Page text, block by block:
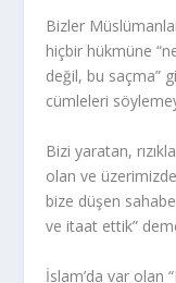
Bizler
hiçbir hükmüne
değil, bu saçma”
cümleleri
Bizi yaratan,
olan ve
bize düşen
ve itaat ettik”
İslam’da var olan